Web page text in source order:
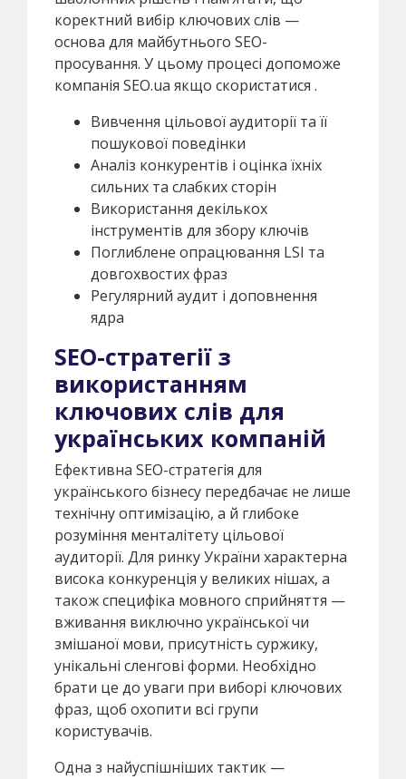
коректний вибір ключових слів —
основа для майбутнього SEO-
просування. У цьому процесі допоможе
компанія SEO.ua якщо скористатися .
Вивчення цільової аудиторії та її
пошукової поведінки
Аналіз конкурентів і оцінка їхніх
сильних та слабких сторін
Використання декількох
інструментів для збору ключів
Поглиблене опрацювання LSI та
довгохвостих фраз
Регулярний аудит і доповнення
ядра
SEO-стратегії з
використанням
ключових слів для
українських компаній
Ефективна SEO-стратегія для
українського бізнесу передбачає не лише
технічну оптимізацію, а й глибоке
розуміння менталітету цільової
аудиторії. Для ринку України характерна
висока конкуренція у великих нішах, а
також специфіка мовного сприйняття —
вживання виключно української чи
змішаної мови, присутність суржику,
унікальні сленгові форми. Необхідно
брати це до уваги при виборі ключових
фраз, щоб охопити всі групи
користувачів.
Одна з найуспішніших тактик —